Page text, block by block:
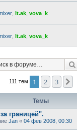
lt.ak vova_k
lt.ak vova_k
111 тем 1 2 3
Темы
границей".
Jan « 04 фев 2008, 00:30